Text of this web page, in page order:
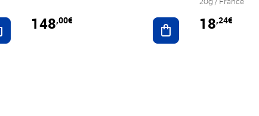
Ajouter au panier
148,00€ Ajouter au panier
20g / France
18,24€